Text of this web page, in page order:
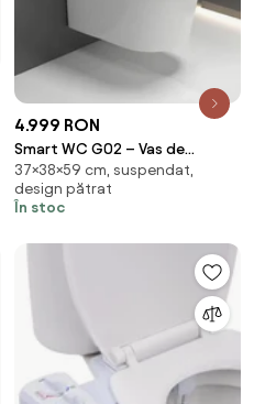
4.999 RON
Smart WC G02 – Vas de
Toaletă Inteligent Suspendat
cu deschidere automată,
sterilizare UV, capac încălzit,
37×38×59 cm, suspendat,
design pătrat
În stoc